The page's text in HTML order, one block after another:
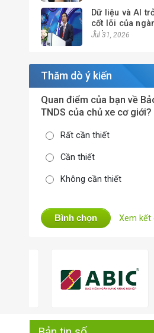
Dữ liệu và AI
cốt lõi của
đại
Jul 31, 2026
Thăm dò ý kiến
Quan điểm của bạn về
TNDS của chủ xe cơ giới?
Rất cần thiết
Cần thiết
Không cần thiết
Bình chọn Xem kết